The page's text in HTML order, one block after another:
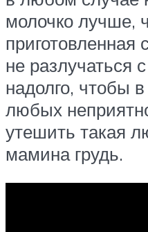
молочко лучше,
приготовленная
не разлучаться
надолго, чтобы
любых
утешить такая
мамина грудь.